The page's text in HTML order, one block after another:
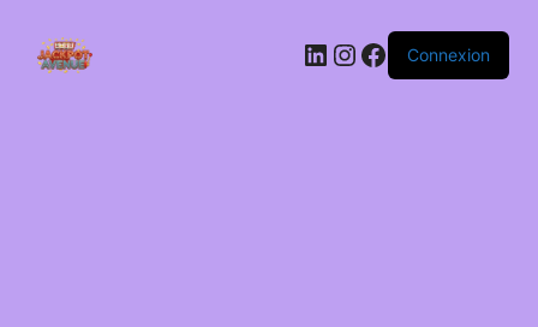
LinkedIn
Instagram
Facebook
Connexion